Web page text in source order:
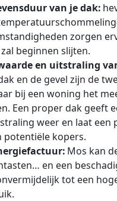
van je dak:
zorgen
beginnen slijten.
en uitstraling
en de gevel zijn de
bij een woning het
Een proper dak geeft
weer en laat een
potentiële kopers.
Mos kan
en een
tot een